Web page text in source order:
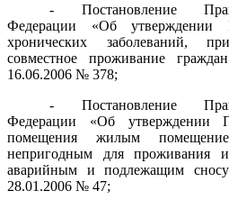
- Постановление
Федерации «Об утверждении
хронических заболеваний,
совместное проживание
16.06.2006 № 378;
- Постановление
Федерации «Об утверждении
помещения жилым
непригодным для проживания
аварийным и подлежащим
28.01.2006 № 47;